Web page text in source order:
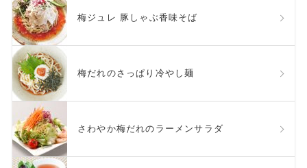
梅ジュレ 豚しゃぶ香味そば
梅だれのさっぱり冷やし麺
さわやか梅だれのラーメンサラダ